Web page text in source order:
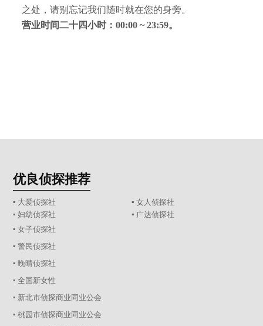
之处，请别忘记我们随时就在您的身旁。
营业时间二十四小时：00:00 ~ 23:59。
优良侦探推荐
▪ 大爱侦探社
▪ 女人侦探社
▪ 妇幼侦探社
▪ 广达侦探社
▪ 女子侦探社
▪ 警民侦探社
▪ 晚晴侦探社
▪ 全国新女性
▪ 新北市侦探商业同业公会
▪ 桃园市侦探商业同业公会